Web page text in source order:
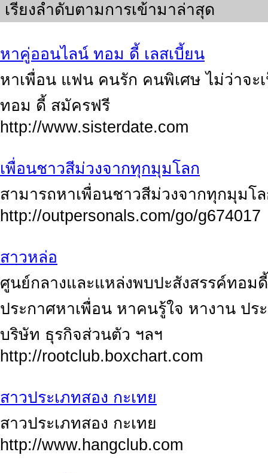
เรียงลำดับตามการเข้ามาล่าสุด
หาคู่ออนไลน์ ทอม ดี้ เลสเบี้ยน
หาเพื่อน แฟน คนรัก คนพิเศษ ไม่ว่าจะ
ทอม ดี้ สมัครฟรี
http://www.sisterdate.com
เพื่อนชาวสีม่วงจากทุกมุมโลก
สามารถหาเพื่อนชาวสีม่วงจากทุกมุมโล
http://outpersonals.com/go/g674017
สาวหล่อ
ศูนย์กลางและแหล่งพบปะสังสรรค์ทอ
ประกาศหาเพื่อน หาคนรู้ใจ หางาน ป
บริษัท ธุรกิจส่วนตัว ฯลฯ
http://rootclub.boxchart.com
สาวประเภทสอง กะเทย
สาวประเภทสอง กะเทย
http://www.hangclub.com